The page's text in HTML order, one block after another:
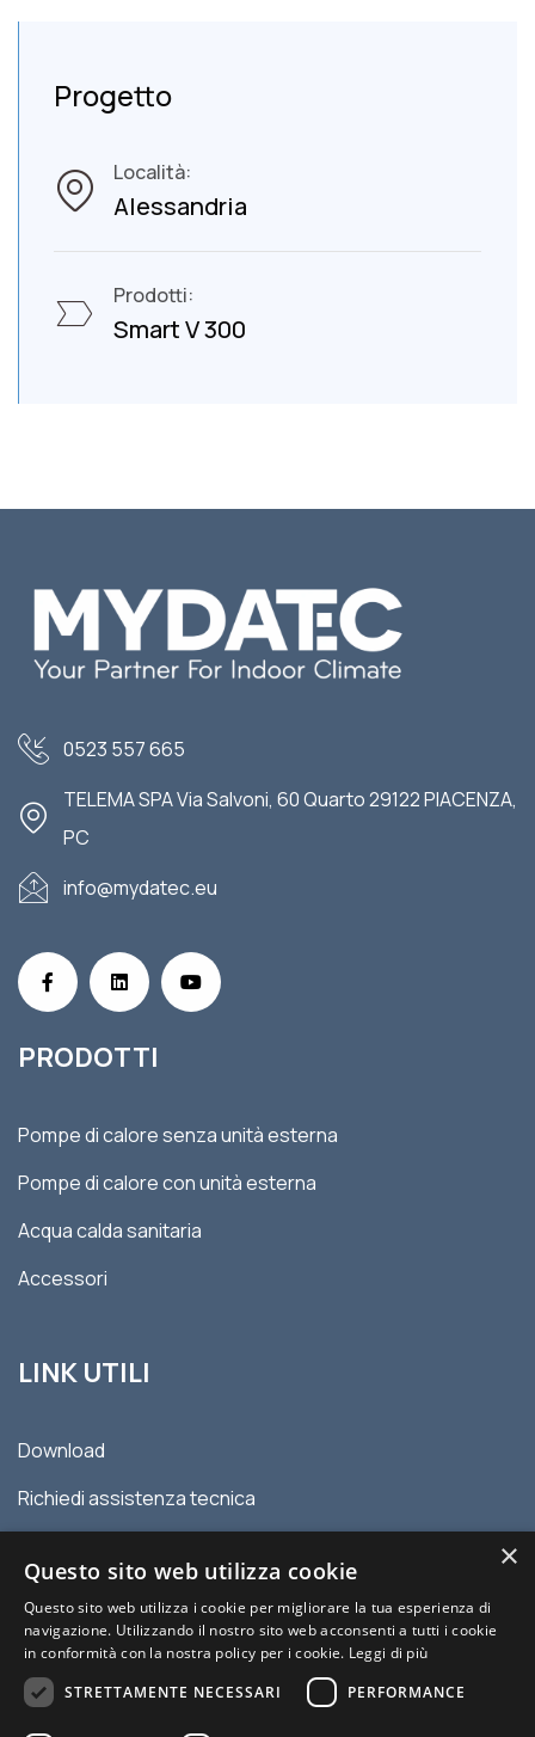
Progetto
Località:
Alessandria
Prodotti:
Smart V 300
0523 557 665
TELEMA SPA Via Salvoni, 60 Quarto 29122 PIACENZA,
PC
info@mydatec.eu
PRODOTTI
Pompe di calore senza unità esterna
Pompe di calore con unità esterna
Acqua calda sanitaria
Accessori
LINK UTILI
Download
Richiedi assistenza tecnica
Condizioni generali di vendita
×
Questo sito web utilizza cookie
Questo sito web utilizza i cookie per migliorare la tua esperienza di
navigazione. Utilizzando il nostro sito web acconsenti a tutti i cookie
in conformità con la nostra policy per i cookie. Leggi di più
STRETTAMENTE NECESSARI
PERFORMANCE